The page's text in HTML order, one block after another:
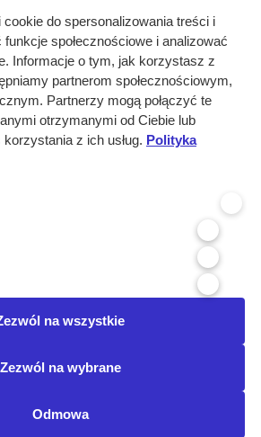
do spersonalizowania treści i
społecznościowe i analizować
Informacje o tym, jak korzystasz z
partnerom społecznościowym,
Partnerzy mogą połączyć te
otrzymanymi od Ciebie lub
z ich usług. Polityka
na wszystkie
Zezwól na wybrane
Odmowa